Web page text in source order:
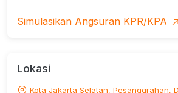
Listrik : 2.200 Watt
SERTIFIKAT:
• SHM
Simulasikan Angsuran KPR/KPA
Lokasi
Kota Jakarta Selatan, Pesanggrahan,